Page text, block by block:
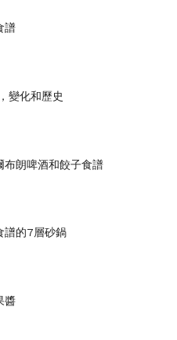
譜
變化和歷史
布朗啤酒和餃子食譜
譜的7層砂鍋
醬